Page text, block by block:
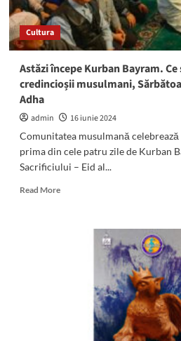
Clubului
Artelor
Solteris
Cultura
Astăzi începe Kurban Bayram.
credincioșii musulmani,
Adha
admin
16 iunie 2024
Comunitatea musulmană
prima din cele patru zile de Kurban
Sacrificiului – Eid al...
Read MoreRead
semnificație